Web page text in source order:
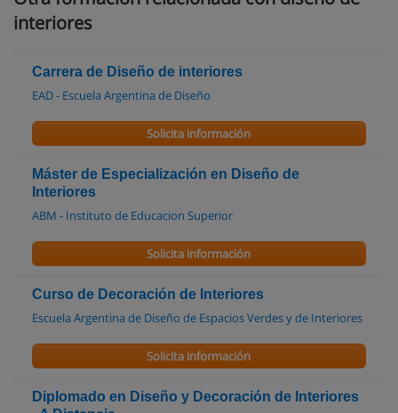
interiores
Carrera de Diseño de interiores
EAD - Escuela Argentina de Diseño
Solicita información
Máster de Especialización en Diseño de
Interiores
ABM - Instituto de Educacion Superior
Solicita información
Curso de Decoración de Interiores
Escuela Argentina de Diseño de Espacios Verdes y de Interiores
Solicita información
Diplomado en Diseño y Decoración de Interiores